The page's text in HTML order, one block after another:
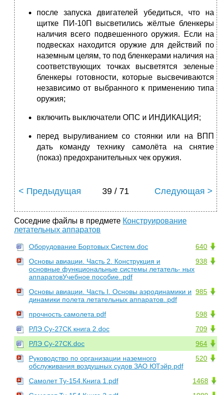
после запуска двигателей убедиться, что на
щитке ПИ-10П высветились жёлтые бленкеры
наличия всего подвешенного оружия. Если на
подвесках находится оружие для действий по
наземным целям, то под бленкерами наличия на
соответствующих точках высветятся зеленые
бленкеры готовности, которые высвечиваются
независимо от выбранного к применению типа
оружия;
включить выключатели ОПС и ИНДИКАЦИЯ;
перед выруливанием со стоянки или на ВПП
дать команду технику самолёта на снятие
(показ) предохранительных чек оружия.
< Предыдущая 39 / 71 Следующая >
Соседние файлы в предмете Конструирование
летательных аппаратов
640
Оборудование Бортовых Систем.doc
938
Основы авиации. Часть 2. Конструкция и
основные функциональные системы летатель- ных
аппаратовУчебное пособие..pdf
985
Основы авиации. Часть I. Основы аэродинамики и
динамики полета летательных аппаратов..pdf
598
прочность самолета.pdf
709
РЛЭ Су-27СК книга 2.doc
964
РЛЭ Су-27СК.doc
520
Руководство по организации наземного
обслуживания воздушных судов ЗАО ЮТэйр.pdf
1468
Самолет Ту-154.Книга 1.pdf